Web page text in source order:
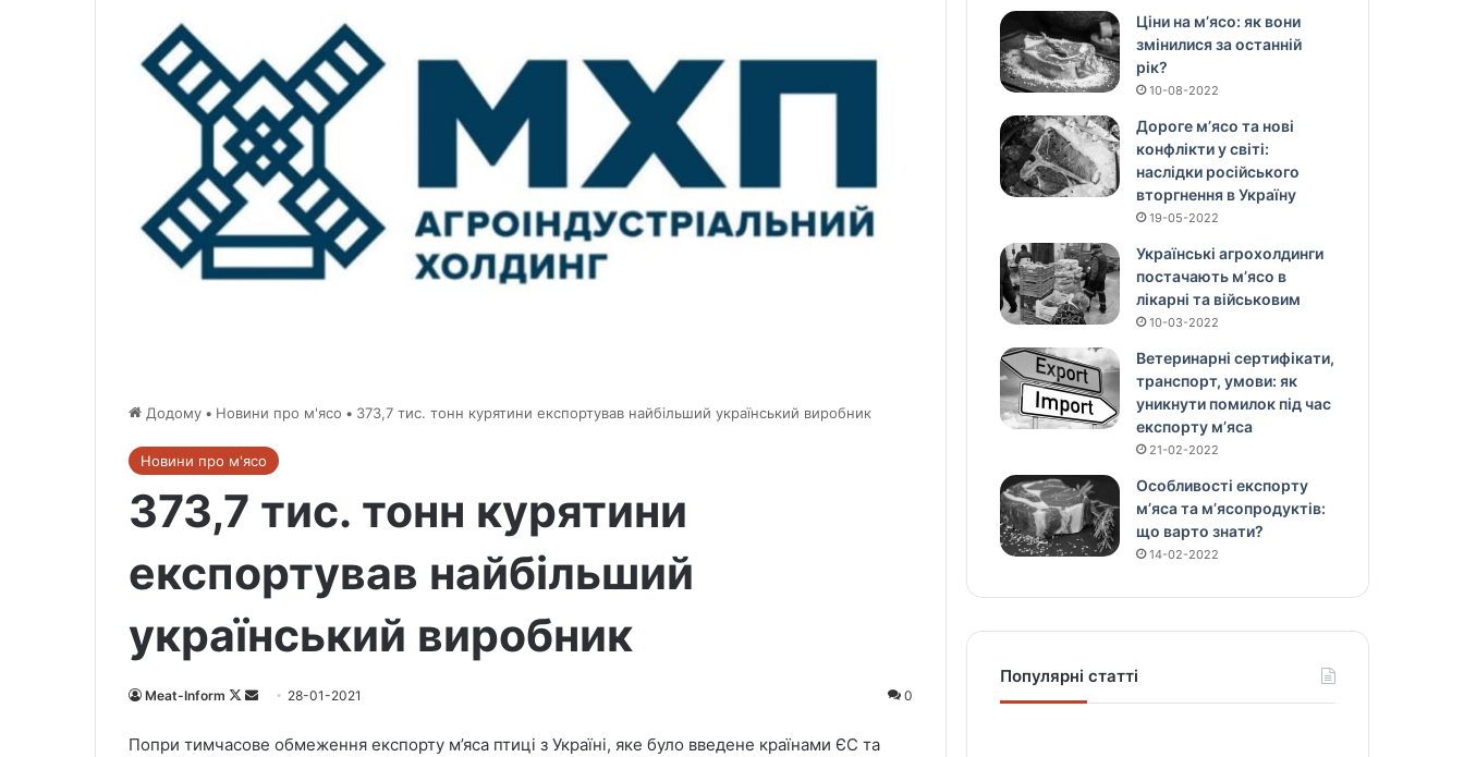
Додому • Новини про м'ясо • 373,7 тис. тонн курятини експортував найбільший український виробник
Новини про м'ясо
373,7 тис. тонн курятини
експортував найбільший
український виробник
Meat-Inform
F
l n
28-01-2021 0
Попри тимчасове обмеження експорту м’яса птиці з Україні, яке було введене країнами ЄС та
Ціни на м’ясо: як вони
змінилися за останній
рік?
10-08-2022
Дороге м’ясо та нові
конфлікти у світі:
наслідки російського
вторгнення в Україну
19-05-2022
Українські агрохолдинги
постачають м’ясо в
лікарні та військовим
10-03-2022
Ветеринарні сертифікати,
транспорт, умови: як
уникнути помилок під час
експорту м’яса
21-02-2022
Особливості експорту
м’яса та м’ясопродуктів:
що варто знати?
14-02-2022
Популярні статті